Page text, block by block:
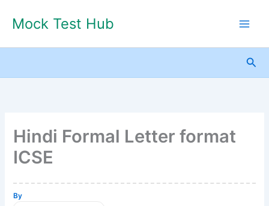
Mock Test Hub
Hindi Formal Letter format
ICSE
By